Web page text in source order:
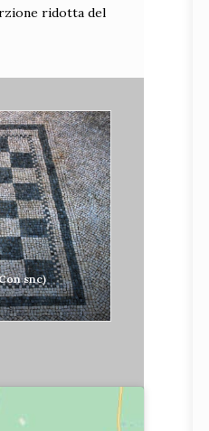
ridotta del
snc)